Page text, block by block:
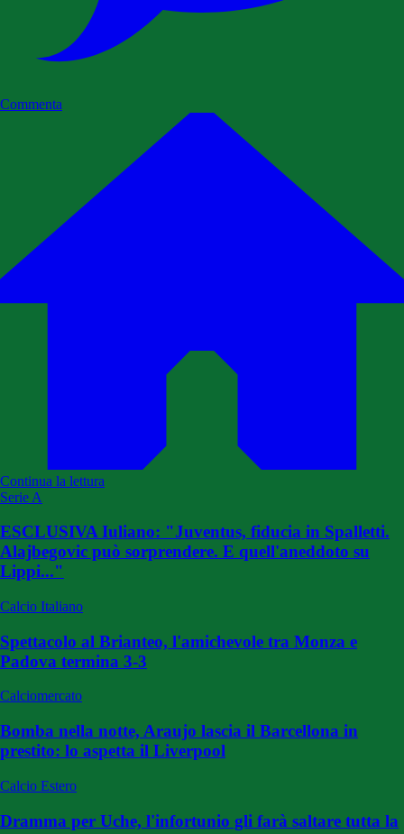
Commenta
Continua la lettura
Serie A
ESCLUSIVA Iuliano: "Juventus, fiducia in Spalletti.
Alajbegovic può sorprendere. E quell'aneddoto su
Lippi..."
Calcio Italiano
Spettacolo al Brianteo, l'amichevole tra Monza e
Padova termina 3-3
Calciomercato
Bomba nella notte, Araujo lascia il Barcellona in
prestito: lo aspetta il Liverpool
Calcio Estero
Dramma per Uche, l'infortunio gli farà saltare tutta la